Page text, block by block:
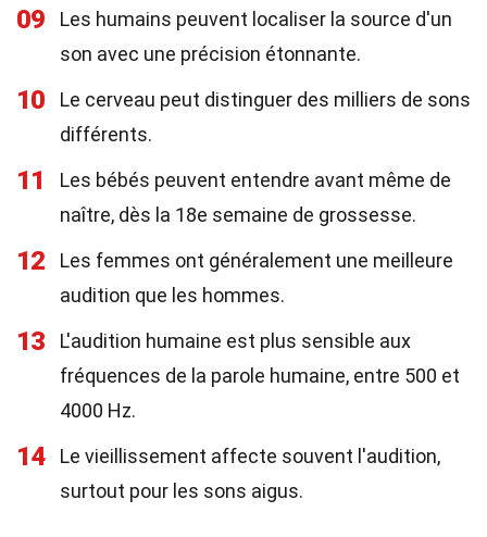
09
Les humains peuvent localiser la source d'un
son avec une précision étonnante.
10
Le cerveau peut distinguer des milliers de sons
différents.
11
Les bébés peuvent entendre avant même de
naître, dès la 18e semaine de grossesse.
12
Les femmes ont généralement une meilleure
audition que les hommes.
13
L'audition humaine est plus sensible aux
fréquences de la parole humaine, entre 500 et
4000 Hz.
14
Le vieillissement affecte souvent l'audition,
surtout pour les sons aigus.